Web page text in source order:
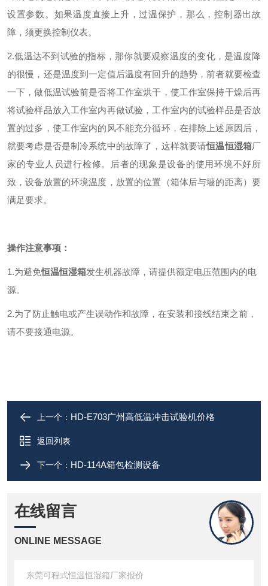
设置参数。如果温度直接上升，过温保护，那么，控制器出故
障，须更换控制仪表。
2.低温达不到试验的指标，那你就要观察温度的变化，是温度降
的很慢，还是温度到一定值后温度有回升的趋势，前者就要检查
一下，做低温试验前是否将工作室烘干，使工作室保持干燥后再
将试验样品放入工作室内再做试验，工作室内的试验样品是否放
置的过多，使工作室内的风不能充分循环，在排除上述原因后，
就要考虑是否是制冷系统中的故障了，这样就要请恒温恒湿箱厂
家的专业人员进行检修。后者的现象是设备的使用环境不好所
致，设备放置的环境温度，放置的位置（箱体后与墙的距离）要
满足要求。
操作注意事项：
1.为避免恒温恒湿箱发生机器故障，请提供额定电压范围内的电
源。
2.为了防止触电或产生误动作和故障，在安装和接线结束之前，
请不要接通电源。
上一个： HD-E703广州高低温冲击试验机价格
返回列表
下一个： HD-114A箱包检测设备
在线留言
ONLINE MESSAGE